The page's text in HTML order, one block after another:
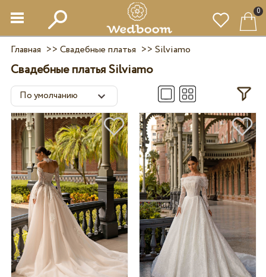
0
Главная >> Свадебные платья >> Silviamo
Свадебные платья Silviamo